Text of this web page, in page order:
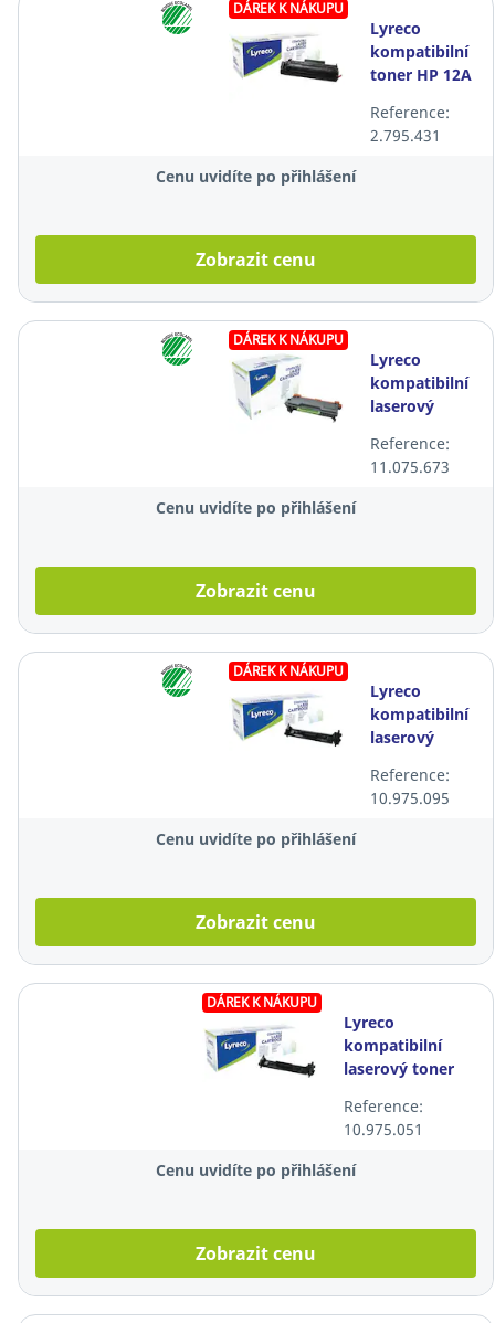
DÁREK K NÁKUPU
Lyreco
kompatibilní
toner HP 12A
černý
Reference:
2.795.431
Cenu uvidíte po přihlášení
Zobrazit cenu
DÁREK K NÁKUPU
Lyreco
kompatibilní
laserový
TN3480,
černý
Reference:
11.075.673
Cenu uvidíte po přihlášení
Zobrazit cenu
DÁREK K NÁKUPU
Lyreco
kompatibilní
laserový
(CF230A),
černý
Reference:
10.975.095
Cenu uvidíte po přihlášení
Zobrazit cenu
DÁREK K NÁKUPU
Lyreco
kompatibilní
laserový toner
černý
Reference:
10.975.051
Cenu uvidíte po přihlášení
Zobrazit cenu